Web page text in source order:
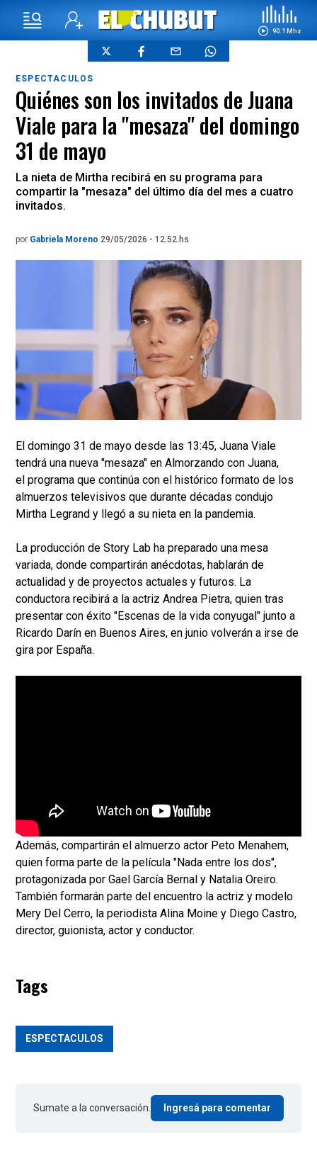
90.1 Mhz
ESPECTACULOS
Quiénes son los invitados de Juana
Viale para la "mesaza" del domingo
31 de mayo
La nieta de Mirtha recibirá en su programa para
compartir la "mesaza" del último día del mes a cuatro
invitados.
por Gabriela Moreno 29/05/2026 - 12.52.hs
El domingo 31 de mayo desde las 13:45, Juana Viale
tendrá una nueva "mesaza" en Almorzando con Juana,
el programa que continúa con el histórico formato de los
almuerzos televisivos que durante décadas condujo
Mirtha Legrand y llegó a su nieta en la pandemia.
La producción de Story Lab ha preparado una mesa
variada, donde compartirán anécdotas, hablarán de
actualidad y de proyectos actuales y futuros. La
conductora recibirá a la actriz Andrea Pietra, quien tras
presentar con éxito "Escenas de la vida conyugal" junto a
Ricardo Darín en Buenos Aires, en junio volverán a irse de
gira por España.
Además, compartirán el almuerzo actor Peto Menahem,
quien forma parte de la película "Nada entre los dos",
protagonizada por Gael García Bernal y Natalia Oreiro.
También formarán parte del encuentro la actriz y modelo
Mery Del Cerro, la periodista Alina Moine y Diego Castro,
director, guionista, actor y conductor.
Tags
ESPECTACULOS
Sumate a la conversación. Ingresá para comentar